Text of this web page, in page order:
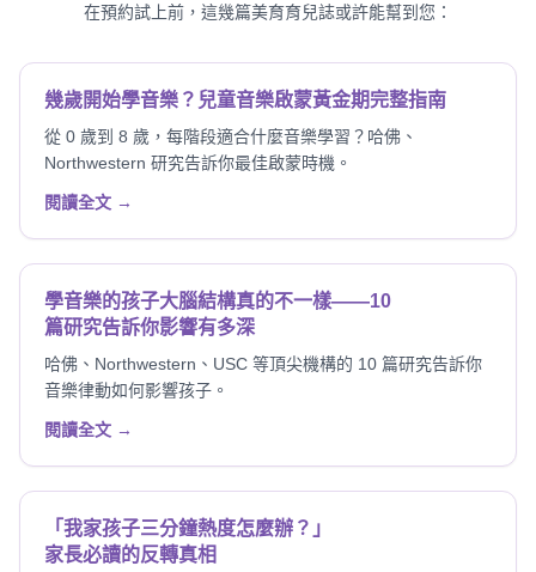
在預約試上前，這幾篇美育育兒誌或許能幫到您：
幾歲開始學音樂？兒童音樂啟蒙黃金期完整指南
從 0 歲到 8 歲，每階段適合什麼音樂學習？哈佛、
Northwestern 研究告訴你最佳啟蒙時機。
閱讀全文 →
學音樂的孩子大腦結構真的不一樣——10
篇研究告訴你影響有多深
哈佛、Northwestern、USC 等頂尖機構的 10 篇研究告訴你
音樂律動如何影響孩子。
閱讀全文 →
「我家孩子三分鐘熱度怎麼辦？」
家長必讀的反轉真相